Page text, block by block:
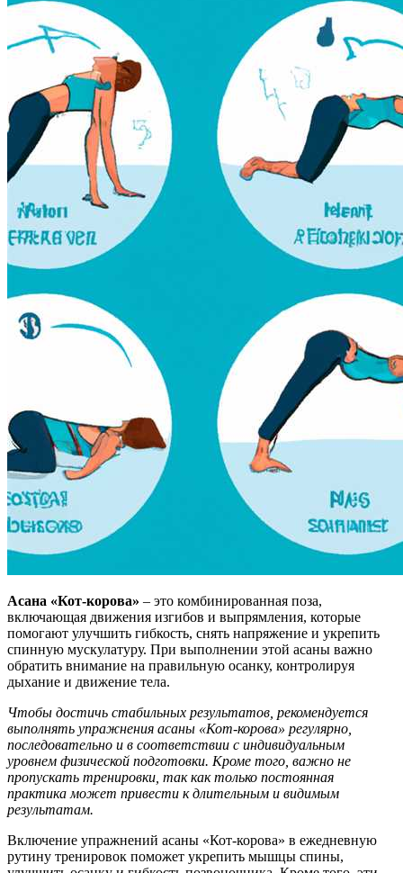
Асана «Кот-корова» – это комбинированная поза,
включающая движения изгибов и выпрямления, которые
помогают улучшить гибкость, снять напряжение и укрепить
спинную мускулатуру. При выполнении этой асаны важно
обратить внимание на правильную осанку, контролируя
дыхание и движение тела.
Чтобы достичь стабильных результатов, рекомендуется
выполнять упражнения асаны «Кот-корова» регулярно,
последовательно и в соответствии с индивидуальным
уровнем физической подготовки. Кроме того, важно не
пропускать тренировки, так как только постоянная
практика может привести к длительным и видимым
результатам.
Включение упражнений асаны «Кот-корова» в ежедневную
рутину тренировок поможет укрепить мышцы спины,